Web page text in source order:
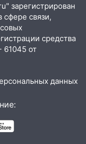
зарегистрирован
связи,
средства
от
данных